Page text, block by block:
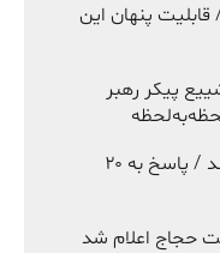
قابلیت پنهان این
پیکر رهبر
ناو وینسنس ۲۹۱ رؤیا را سوزاند / پاسخ به ۲۰
حجاج اعلام شد